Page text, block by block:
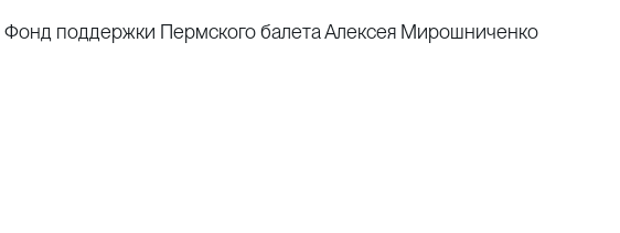
Фонд поддержки Пермского балета Алексея Мирошниченко